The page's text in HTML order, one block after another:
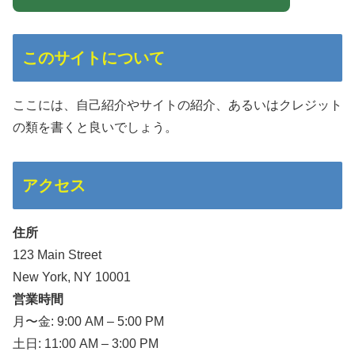
このサイトについて
ここには、自己紹介やサイトの紹介、あるいはクレジット
の類を書くと良いでしょう。
アクセス
住所
123 Main Street
New York, NY 10001
営業時間
月〜金: 9:00 AM – 5:00 PM
土日: 11:00 AM – 3:00 PM